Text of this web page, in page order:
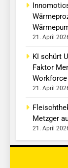
21. April
KI schürt
Faktor
21. April
Metzger
21. April